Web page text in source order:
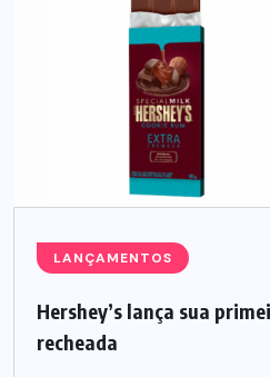
LANÇAMENTOS
Hershey’s lança sua
recheada